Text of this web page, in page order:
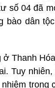
số 04 đã
bào dân
Thanh
Tuy
trong